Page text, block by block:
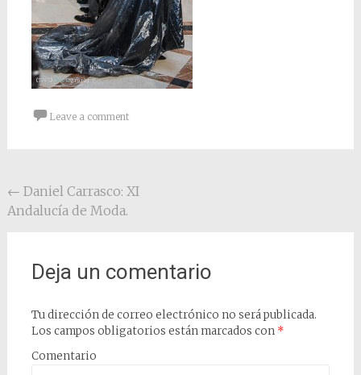
Leave a comment
Post navigation
← Daniel Carrasco: XI
Andalucía de Moda.
Deja un comentario
Tu dirección de correo electrónico no será publicada.
Los campos obligatorios están marcados con *
Comentario